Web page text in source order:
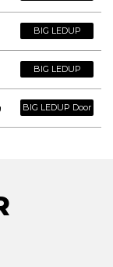
BIG LEDUP
BIG LEDUP
BIG LEDUP Door